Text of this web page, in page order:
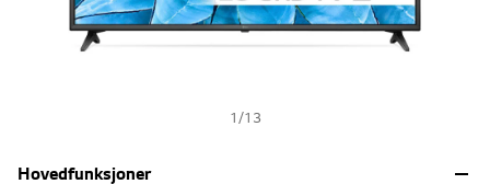
m
m
e
1 /13
Hovedfunksjoner